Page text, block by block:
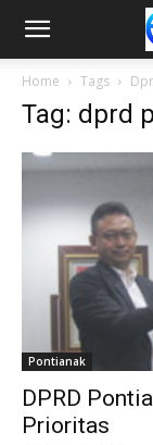
Home Tags
Tag: dprd
Pontianak
DPRD
Prioritas